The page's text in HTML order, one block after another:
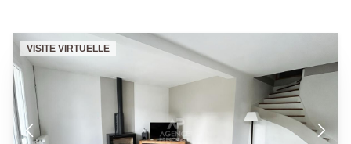
VISITE VIRTUELLE